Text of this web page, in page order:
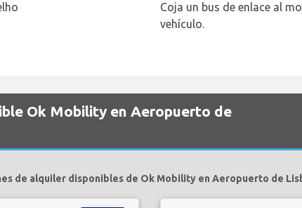
Coja un bus de enlace al
vehículo.
Ok Mobility en Aeropuerto de
de alquiler disponibles de Ok Mobility en Aeropuerto de